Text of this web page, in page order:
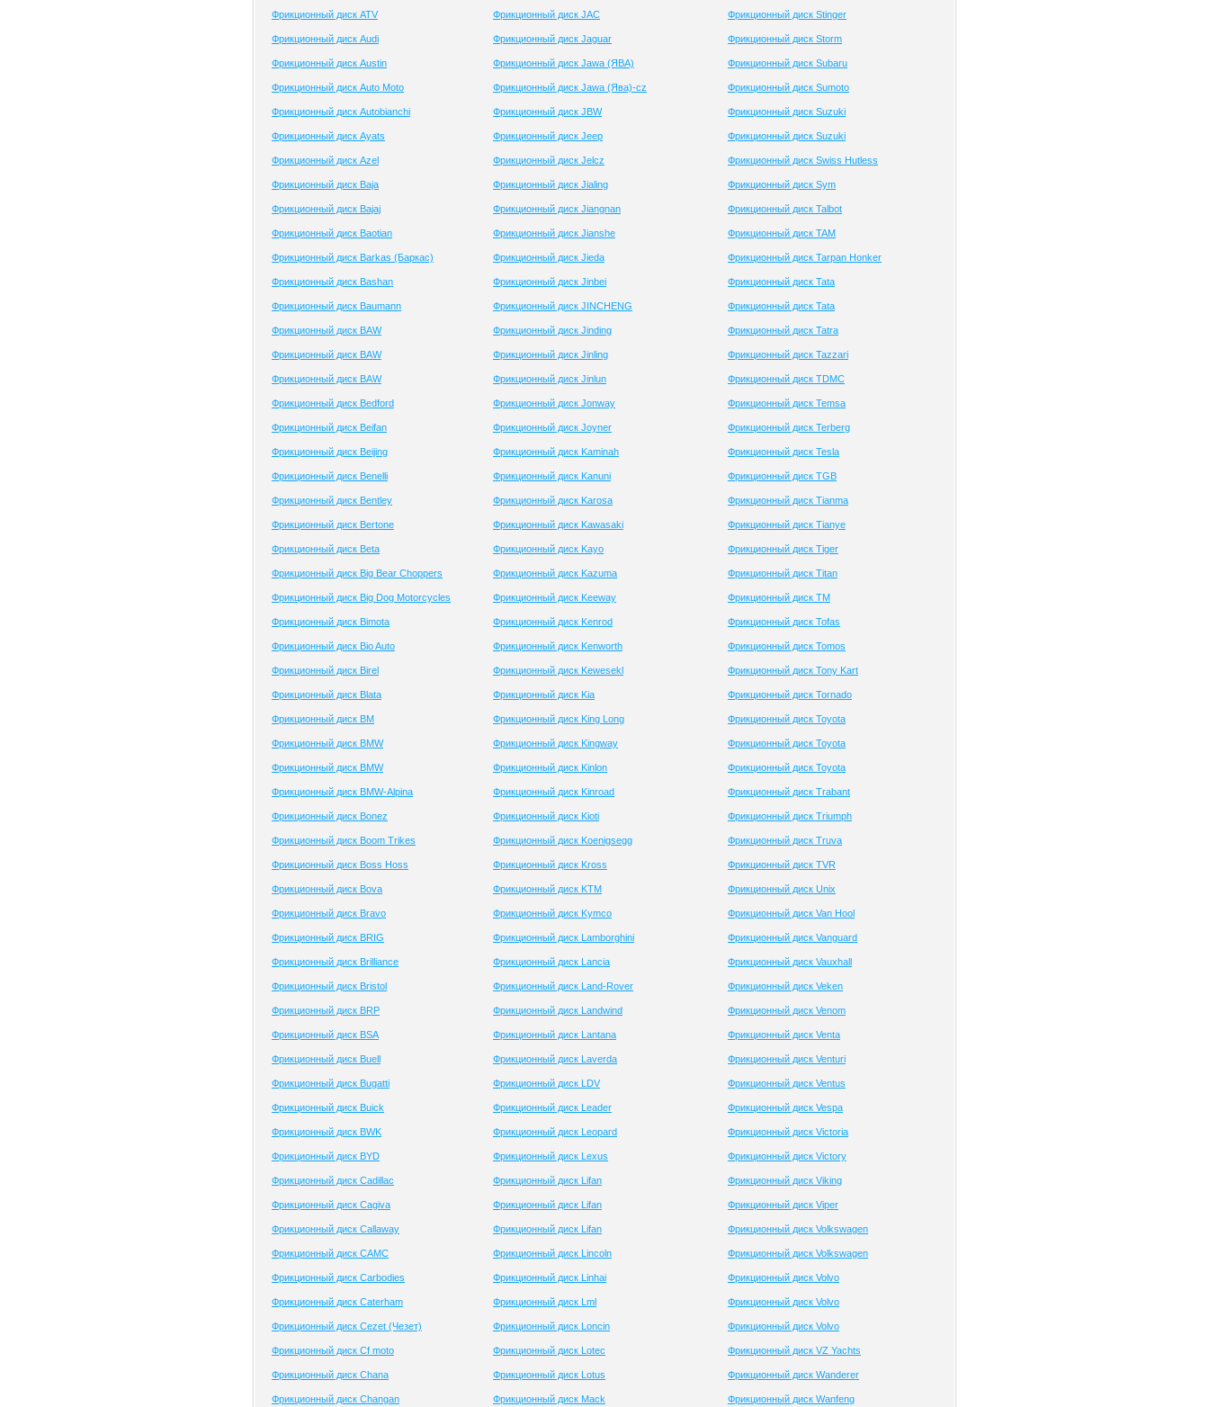
Фрикционный диск ATV
Фрикционный диск Audi
Фрикционный диск Austin
Фрикционный диск Auto Moto
Фрикционный диск Autobianchi
Фрикционный диск Ayats
Фрикционный диск Azel
Фрикционный диск Baja
Фрикционный диск Bajaj
Фрикционный диск Baotian
Фрикционный диск Barkas (Баркас)
Фрикционный диск Bashan
Фрикционный диск Baumann
Фрикционный диск BAW
Фрикционный диск BAW
Фрикционный диск BAW
Фрикционный диск Bedford
Фрикционный диск Beifan
Фрикционный диск Beijing
Фрикционный диск Benelli
Фрикционный диск Bentley
Фрикционный диск Bertone
Фрикционный диск Beta
Фрикционный диск Big Bear Choppers
Фрикционный диск Big Dog Motorcycles
Фрикционный диск Bimota
Фрикционный диск Bio Auto
Фрикционный диск Birel
Фрикционный диск Blata
Фрикционный диск BM
Фрикционный диск BMW
Фрикционный диск BMW
Фрикционный диск BMW-Alpina
Фрикционный диск Bonez
Фрикционный диск Boom Trikes
Фрикционный диск Boss Hoss
Фрикционный диск Bova
Фрикционный диск Bravo
Фрикционный диск BRIG
Фрикционный диск Brilliance
Фрикционный диск Bristol
Фрикционный диск BRP
Фрикционный диск BSA
Фрикционный диск Buell
Фрикционный диск Bugatti
Фрикционный диск Buick
Фрикционный диск BWK
Фрикционный диск BYD
Фрикционный диск Cadillac
Фрикционный диск Cagiva
Фрикционный диск Callaway
Фрикционный диск CAMC
Фрикционный диск Carbodies
Фрикционный диск Caterham
Фрикционный диск Cezet (Чезет)
Фрикционный диск Cf moto
Фрикционный диск Chana
Фрикционный диск Changan
Фрикционный диск JAC
Фрикционный диск Jaguar
Фрикционный диск Jawa (ЯВА)
Фрикционный диск Jawa (Ява)-cz
Фрикционный диск JBW
Фрикционный диск Jeep
Фрикционный диск Jelcz
Фрикционный диск Jialing
Фрикционный диск Jiangnan
Фрикционный диск Jianshe
Фрикционный диск Jieda
Фрикционный диск Jinbei
Фрикционный диск JINCHENG
Фрикционный диск Jinding
Фрикционный диск Jinling
Фрикционный диск Jinlun
Фрикционный диск Jonway
Фрикционный диск Joyner
Фрикционный диск Kaminah
Фрикционный диск Kanuni
Фрикционный диск Karosa
Фрикционный диск Kawasaki
Фрикционный диск Kayo
Фрикционный диск Kazuma
Фрикционный диск Keeway
Фрикционный диск Kenrod
Фрикционный диск Kenworth
Фрикционный диск Kewesekl
Фрикционный диск Kia
Фрикционный диск King Long
Фрикционный диск Kingway
Фрикционный диск Kinlon
Фрикционный диск Kinroad
Фрикционный диск Kioti
Фрикционный диск Koenigsegg
Фрикционный диск Kross
Фрикционный диск KTM
Фрикционный диск Kymco
Фрикционный диск Lamborghini
Фрикционный диск Lancia
Фрикционный диск Land-Rover
Фрикционный диск Landwind
Фрикционный диск Lantana
Фрикционный диск Laverda
Фрикционный диск LDV
Фрикционный диск Leader
Фрикционный диск Leopard
Фрикционный диск Lexus
Фрикционный диск Lifan
Фрикционный диск Lifan
Фрикционный диск Lifan
Фрикционный диск Lincoln
Фрикционный диск Linhai
Фрикционный диск Lml
Фрикционный диск Loncin
Фрикционный диск Lotec
Фрикционный диск Lotus
Фрикционный диск Mack
Фрикционный диск Stinger
Фрикционный диск Storm
Фрикционный диск Subaru
Фрикционный диск Sumoto
Фрикционный диск Suzuki
Фрикционный диск Suzuki
Фрикционный диск Swiss Hutless
Фрикционный диск Sym
Фрикционный диск Talbot
Фрикционный диск TAM
Фрикционный диск Tarpan Honker
Фрикционный диск Tata
Фрикционный диск Tata
Фрикционный диск Tatra
Фрикционный диск Tazzari
Фрикционный диск TDMC
Фрикционный диск Temsa
Фрикционный диск Terberg
Фрикционный диск Tesla
Фрикционный диск TGB
Фрикционный диск Tianma
Фрикционный диск Tianye
Фрикционный диск Tiger
Фрикционный диск Titan
Фрикционный диск TM
Фрикционный диск Tofas
Фрикционный диск Tomos
Фрикционный диск Tony Kart
Фрикционный диск Tornado
Фрикционный диск Toyota
Фрикционный диск Toyota
Фрикционный диск Toyota
Фрикционный диск Trabant
Фрикционный диск Triumph
Фрикционный диск Truva
Фрикционный диск TVR
Фрикционный диск Unix
Фрикционный диск Van Hool
Фрикционный диск Vanguard
Фрикционный диск Vauxhall
Фрикционный диск Veken
Фрикционный диск Venom
Фрикционный диск Venta
Фрикционный диск Venturi
Фрикционный диск Ventus
Фрикционный диск Vespa
Фрикционный диск Victoria
Фрикционный диск Victory
Фрикционный диск Viking
Фрикционный диск Viper
Фрикционный диск Volkswagen
Фрикционный диск Volkswagen
Фрикционный диск Volvo
Фрикционный диск Volvo
Фрикционный диск Volvo
Фрикционный диск VZ Yachts
Фрикционный диск Wanderer
Фрикционный диск Wanfeng